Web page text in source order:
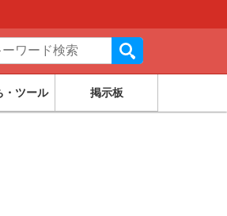
・ツール 掲示板